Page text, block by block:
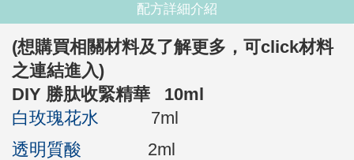
配方詳細介紹
(想購買相關材料及了解更多， 可click材料
之連結進入)
DIY 勝肽收緊精華 10ml
白玫瑰花水
7ml
透明質酸
2ml